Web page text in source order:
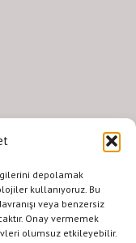
depolamak
kullanıyoruz. Bu
veya benzersiz
Onay vermemek
olumsuz etkileyebilir.